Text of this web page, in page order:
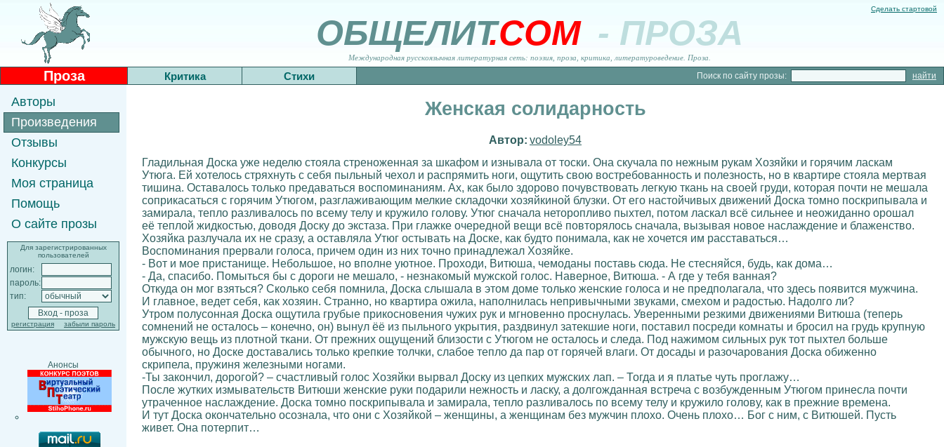
Сделать стартовой
ОБЩЕЛИТ.COM - ПРОЗА
Международная русскоязычная литературная сеть: поэзия, проза, критика, литературоведение. Проза.
Проза Критика Стихи Поиск по сайту прозы:
Авторы
Произведения
Отзывы
Конкурсы
Моя страница
Помощь
О сайте прозы
Для зарегистрированных
пользователей
логин:
пароль:
тип:
регистрация забыли пароль
Анонсы
Женская солидарность
Автор: vodoley54
Гладильная Доска уже неделю стояла стреноженная за шкафом и изнывала от тоски. Она скучала по нежным рукам Хозяйки и горячим ласкам
Утюга. Ей хотелось стряхнуть с себя пыльный чехол и распрямить ноги, ощутить свою востребованность и полезность, но в квартире стояла мертвая
тишина. Оставалось только предаваться воспоминаниям. Ах, как было здорово почувствовать легкую ткань на своей груди, которая почти не мешала
соприкасаться с горячим Утюгом, разглаживающим мелкие складочки хозяйкиной блузки. От его настойчивых движений Доска томно поскрипывала и
замирала, тепло разливалось по всему телу и кружило голову. Утюг сначала неторопливо пыхтел, потом ласкал всё сильнее и неожиданно орошал
её теплой жидкостью, доводя Доску до экстаза. При глажке очередной вещи всё повторялось сначала, вызывая новое наслаждение и блаженство.
Хозяйка разлучала их не сразу, а оставляла Утюг остывать на Доске, как будто понимала, как не хочется им расставаться…
Воспоминания прервали голоса, причем один из них точно принадлежал Хозяйке.
- Вот и мое пристанище. Небольшое, но вполне уютное. Проходи, Витюша, чемоданы поставь сюда. Не стесняйся, будь, как дома…
- Да, спасибо. Помыться бы с дороги не мешало, - незнакомый мужской голос. Наверное, Витюша. - А где у тебя ванная?
Откуда он мог взяться? Сколько себя помнила, Доска слышала в этом доме только женские голоса и не предполагала, что здесь появится мужчина.
И главное, ведет себя, как хозяин. Странно, но квартира ожила, наполнилась непривычными звуками, смехом и радостью. Надолго ли?
Утром полусонная Доска ощутила грубые прикосновения чужих рук и мгновенно проснулась. Уверенными резкими движениями Витюша (теперь
сомнений не осталось – конечно, он) вынул ёё из пыльного укрытия, раздвинул затекшие ноги, поставил посреди комнаты и бросил на грудь крупную
мужскую вещь из плотной ткани. От прежних ощущений близости с Утюгом не осталось и следа. Под нажимом сильных рук тот пыхтел больше
обычного, но Доске доставались только крепкие толчки, слабое тепло да пар от горячей влаги. От досады и разочарования Доска обиженно
скрипела, пружиня железными ногами.
-Ты закончил, дорогой? – счастливый голос Хозяйки вырвал Доску из цепких мужских лап. – Тогда и я платье чуть проглажу…
После жутких измывательств Витюши женские руки подарили нежность и ласку, а долгожданная встреча с возбужденным Утюгом принесла почти
утраченное наслаждение. Доска томно поскрипывала и замирала, тепло разливалось по всему телу и кружило голову, как в прежние времена.
И тут Доска окончательно осознала, что они с Хозяйкой – женщины, а женщинам без мужчин плохо. Очень плохо… Бог с ним, с Витюшей. Пусть
живет. Она потерпит…